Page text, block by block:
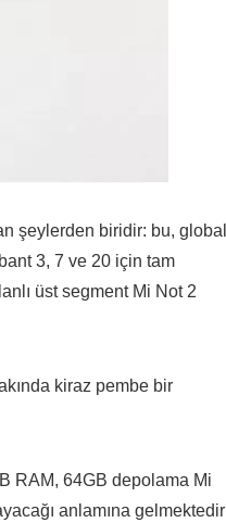
şeylerden biridir: bu, global
3, 7 ve 20 için tam
üst segment Mi Not 2
kiraz pembe bir
RAM, 64GB depolama Mi
anlamına gelmektedir